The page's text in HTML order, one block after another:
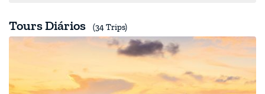
Tours Diários (34 Trips)